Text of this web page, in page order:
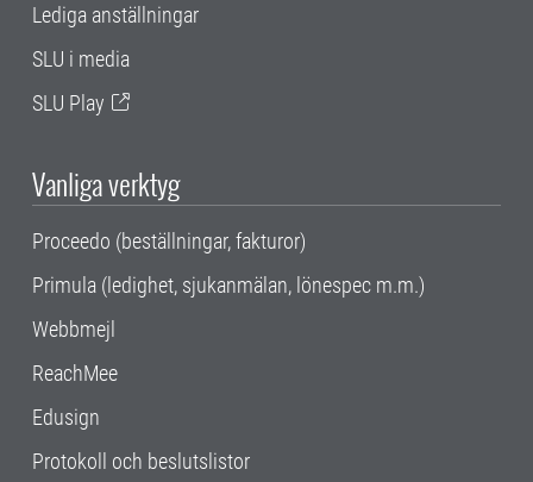
Lediga anställningar
SLU i media
SLU Play
Vanliga verktyg
Proceedo (beställningar, fakturor)
Primula (ledighet, sjukanmälan, lönespec m.m.)
Webbmejl
ReachMee
Edusign
Protokoll och beslutslistor